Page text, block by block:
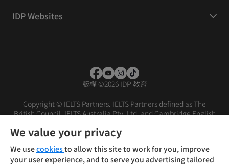
IDP Websites
版權 ©2026 IDP 教育
Copyright © IELTS Partners. IELTS Partners defined as The
British Council, IELTS Australia Pty. Ltd. and Cambridge English
投資人
使用條款 隱私權政策
We value your privacy
We usecookiesto allow this site to work for you, improve
your user experience, and to serve you advertising tailored